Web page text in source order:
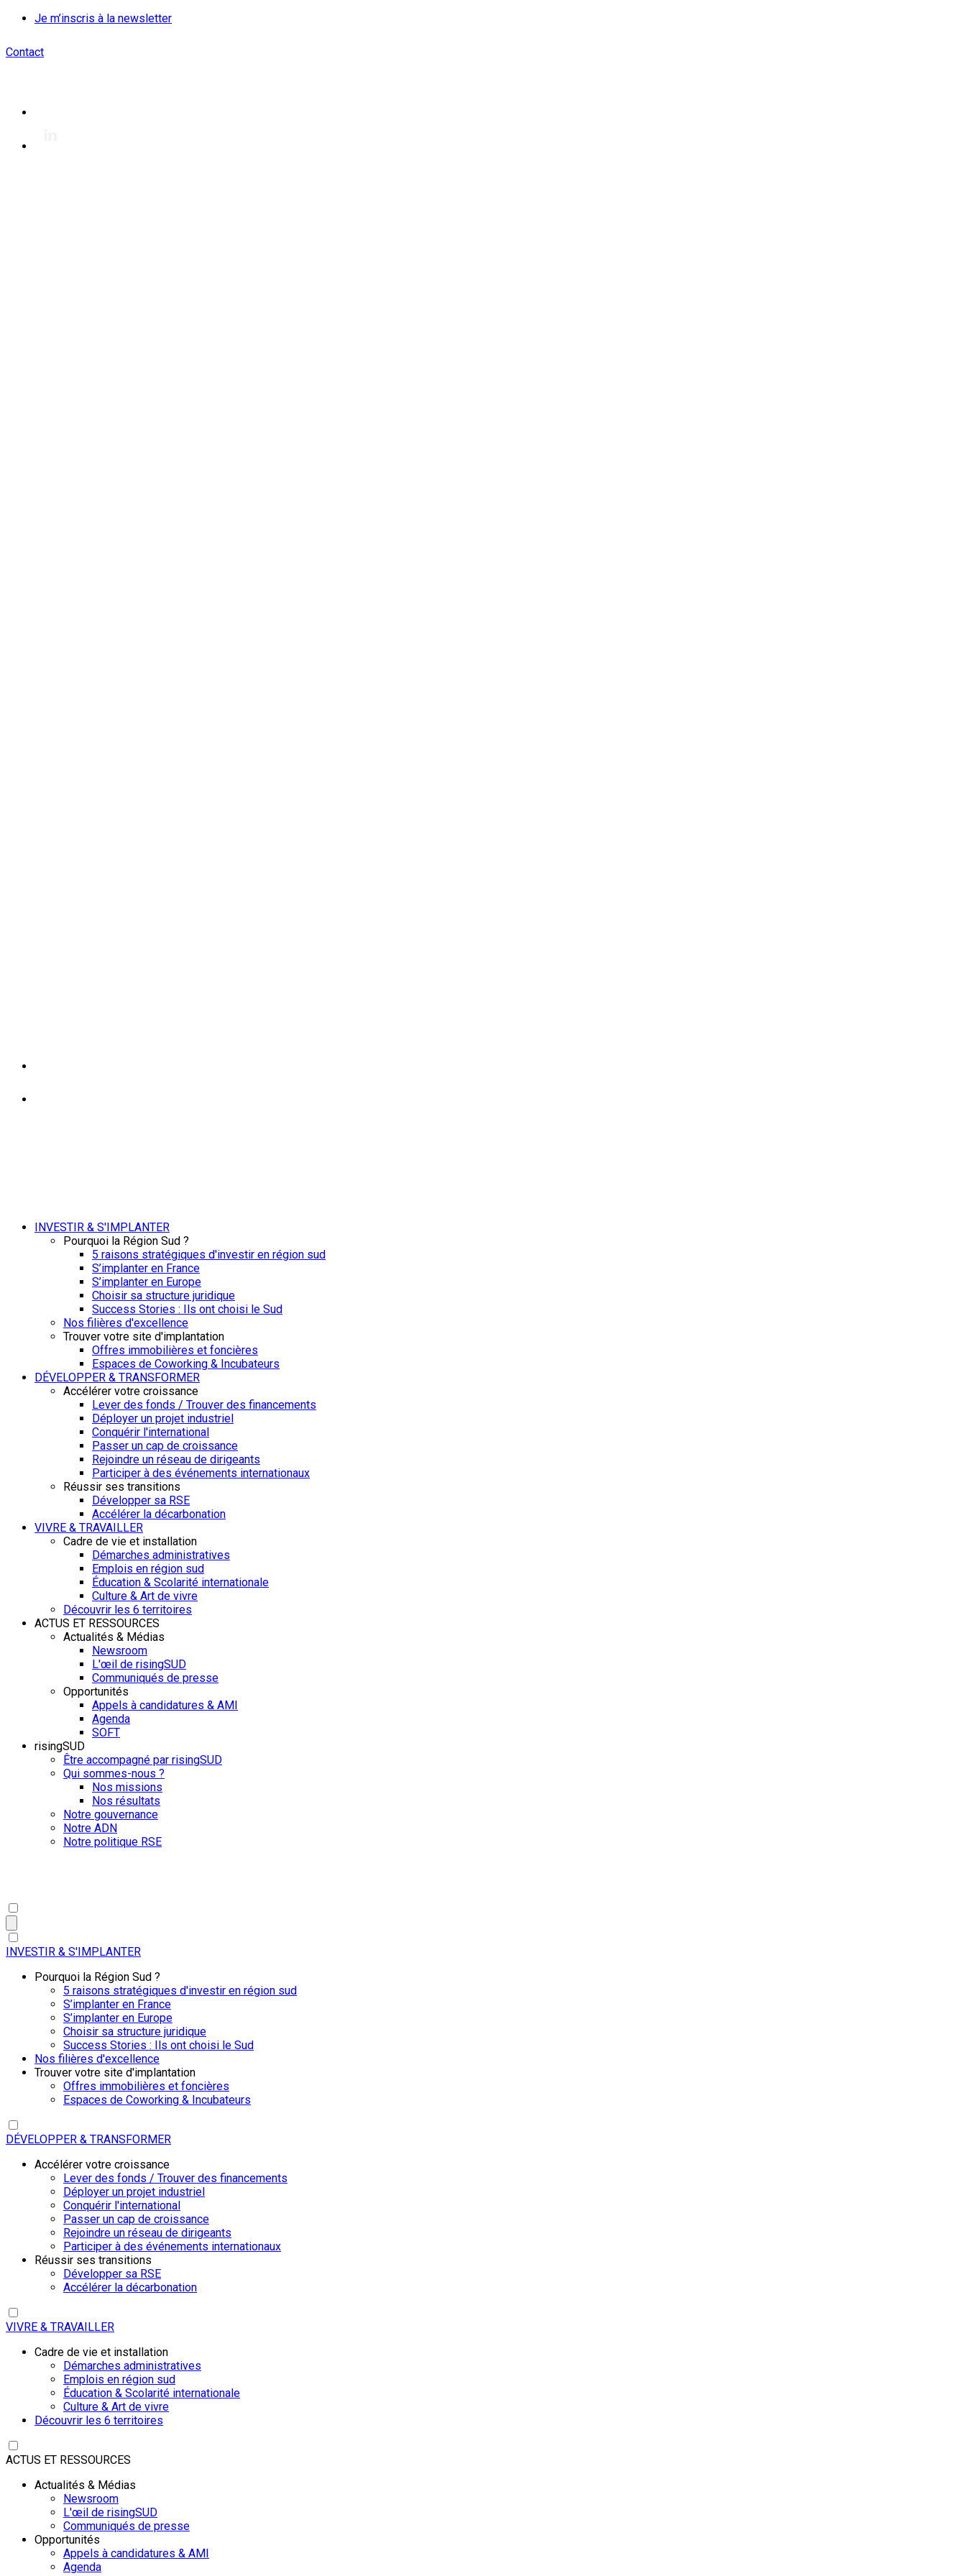
Je m’inscris à la newsletter
Contact
INVESTIR & S'IMPLANTER
Pourquoi la Région Sud ?
5 raisons stratégiques d'investir en région sud
S’implanter en France
S’implanter en Europe
Choisir sa structure juridique
Success Stories : Ils ont choisi le Sud
Nos filières d'excellence
Trouver votre site d'implantation
Offres immobilières et foncières
Espaces de Coworking & Incubateurs
DÉVELOPPER & TRANSFORMER
Accélérer votre croissance
Lever des fonds / Trouver des financements
Déployer un projet industriel
Conquérir l'international
Passer un cap de croissance
Rejoindre un réseau de dirigeants
Participer à des événements internationaux
Réussir ses transitions
Développer sa RSE
Accélérer la décarbonation
VIVRE & TRAVAILLER
Cadre de vie et installation
Démarches administratives
Emplois en région sud
Éducation & Scolarité internationale
Culture & Art de vivre
Découvrir les 6 territoires
ACTUS ET RESSOURCES
Actualités & Médias
Newsroom
L'œil de risingSUD
Communiqués de presse
Opportunités
Appels à candidatures & AMI
Agenda
SOFT
risingSUD
Être accompagné par risingSUD
Qui sommes-nous ?
Nos missions
Nos résultats
Notre gouvernance
Notre ADN
Notre politique RSE
INVESTIR & S'IMPLANTER
Pourquoi la Région Sud ?
5 raisons stratégiques d'investir en région sud
S’implanter en France
S’implanter en Europe
Choisir sa structure juridique
Success Stories : Ils ont choisi le Sud
Nos filières d'excellence
Trouver votre site d'implantation
Offres immobilières et foncières
Espaces de Coworking & Incubateurs
DÉVELOPPER & TRANSFORMER
Accélérer votre croissance
Lever des fonds / Trouver des financements
Déployer un projet industriel
Conquérir l'international
Passer un cap de croissance
Rejoindre un réseau de dirigeants
Participer à des événements internationaux
Réussir ses transitions
Développer sa RSE
Accélérer la décarbonation
VIVRE & TRAVAILLER
Cadre de vie et installation
Démarches administratives
Emplois en région sud
Éducation & Scolarité internationale
Culture & Art de vivre
Découvrir les 6 territoires
ACTUS ET RESSOURCES
Actualités & Médias
Newsroom
L'œil de risingSUD
Communiqués de presse
Opportunités
Appels à candidatures & AMI
Agenda